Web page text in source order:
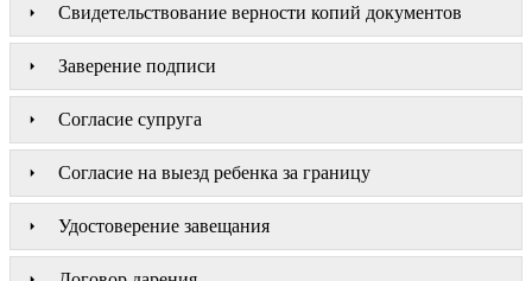
Свидетельствование верности копий документов
Заверение подписи
Согласие супруга
Согласие на выезд ребенка за границу
Удостоверение завещания